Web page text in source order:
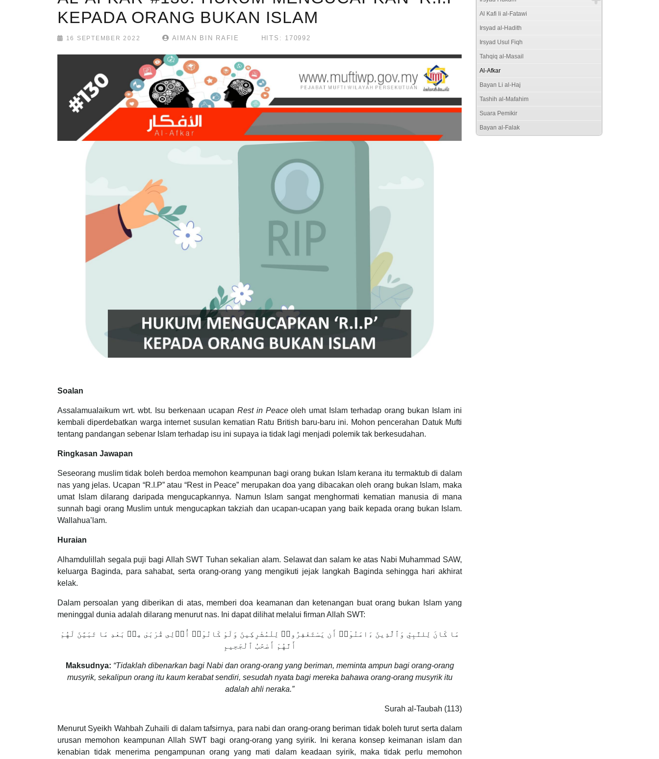
KEPADA ORANG BUKAN ISLAM
16 SEPTEMBER 2022 AIMAN BIN RAFIE HITS: 170992
Soalan
Assalamualaikum wrt. wbt. Isu berkenaan ucapan Rest in Peaceoleh umat Islam terhadap orang bukan Islam ini
kembali diperdebatkan warga internet susulan kematian Ratu British baru-baru ini. Mohon pencerahan Datuk Mufti
tentang pandangan sebenar Islam terhadap isu ini supaya ia tidak lagi menjadi polemik tak berkesudahan.
Ringkasan Jawapan
Seseorang muslim tidak boleh berdoa memohon keampunan bagi orang bukan Islam kerana itu termaktub di dalam
nas yang jelas. Ucapan “R.I.P” atau “Rest in Peace” merupakan doa yang dibacakan oleh orang bukan Islam, maka
umat Islam dilarang daripada mengucapkannya. Namun Islam sangat menghormati kematian manusia di mana
sunnah bagi orang Muslim untuk mengucapkan takziah dan ucapan-ucapan yang baik kepada orang bukan Islam.
Wallahua’lam.
Huraian
Alhamdulillah segala puji bagi Allah SWT Tuhan sekalian alam. Selawat dan salam ke atas Nabi Muhammad SAW,
keluarga Baginda, para sahabat, serta orang-orang yang mengikuti jejak langkah Baginda sehingga hari akhirat
kelak.
Dalam persoalan yang diberikan di atas, memberi doa keamanan dan ketenangan buat orang bukan Islam yang
meninggal dunia adalah dilarang menurut nas. Ini dapat dilihat melalui firman Allah SWT:
مَا كَانَ لِلنَّبِىِّ وَٱلَّذِينَ ءَامَنُوٓا۟ أَن يَسْتَغْفِرُوا۟ لِلْمُشْرِكِينَ وَلَوْ كَانُوٓا۟ أُو۟لِى قُرْبَىٰ مِنۢ بَعْدِ مَا تَبَيَّنَ لَهُمْ
أَنَّهُمْ أَصْحَٰبُ ٱلْجَحِيمِ
Maksudnya: “Tidaklah dibenarkan bagi Nabi dan orang-orang yang beriman, meminta ampun bagi orang-orang
musyrik, sekalipun orang itu kaum kerabat sendiri, sesudah nyata bagi mereka bahawa orang-orang musyrik itu
adalah ahli neraka.”
Surah al-Taubah (113)
Menurut Syeikh Wahbah Zuhaili di dalam tafsirnya, para nabi dan orang-orang beriman tidak boleh turut serta dalam
urusan memohon keampunan Allah SWT bagi orang-orang yang syirik. Ini kerana konsep keimanan islam dan
kenabian tidak menerima pengampunan orang yang mati dalam keadaan syirik, maka tidak perlu memohon
Al Kafi li al-Fatawi
Irsyad al-Hadith
Irsyad Usul Fiqh
Tahqiq al-Masail
Al-Afkar
Bayan Li al-Haj
Tashih al-Mafahim
Suara Pemikir
Bayan al-Falak